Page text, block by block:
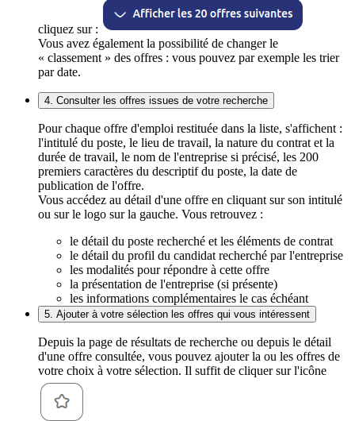
cliquez sur :
Vous avez également la possibilité de changer le
« classement » des offres : vous pouvez par exemple les trier
par date.
4. Consulter les offres issues de votre recherche
Pour chaque offre d'emploi restituée dans la liste, s'affichent :
l'intitulé du poste, le lieu de travail, la nature du contrat et la
durée de travail, le nom de l'entreprise si précisé, les 200
premiers caractères du descriptif du poste, la date de
publication de l'offre.
Vous accédez au détail d'une offre en cliquant sur son intitulé
ou sur le logo sur la gauche. Vous retrouvez :
le détail du poste recherché et les éléments de contrat
le détail du profil du candidat recherché par l'entreprise
les modalités pour répondre à cette offre
la présentation de l'entreprise (si présente)
les informations complémentaires le cas échéant
5. Ajouter à votre sélection les offres qui vous intéressent
Depuis la page de résultats de recherche ou depuis le détail
d'une offre consultée, vous pouvez ajouter la ou les offres de
votre choix à votre sélection. Il suffit de cliquer sur l'icône